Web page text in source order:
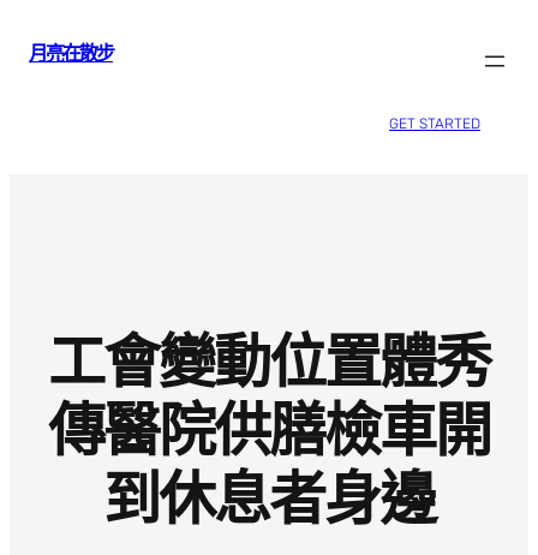
月亮在散步
GET STARTED
工會變動位置體秀
傳醫院供膳檢車開
到休息者身邊